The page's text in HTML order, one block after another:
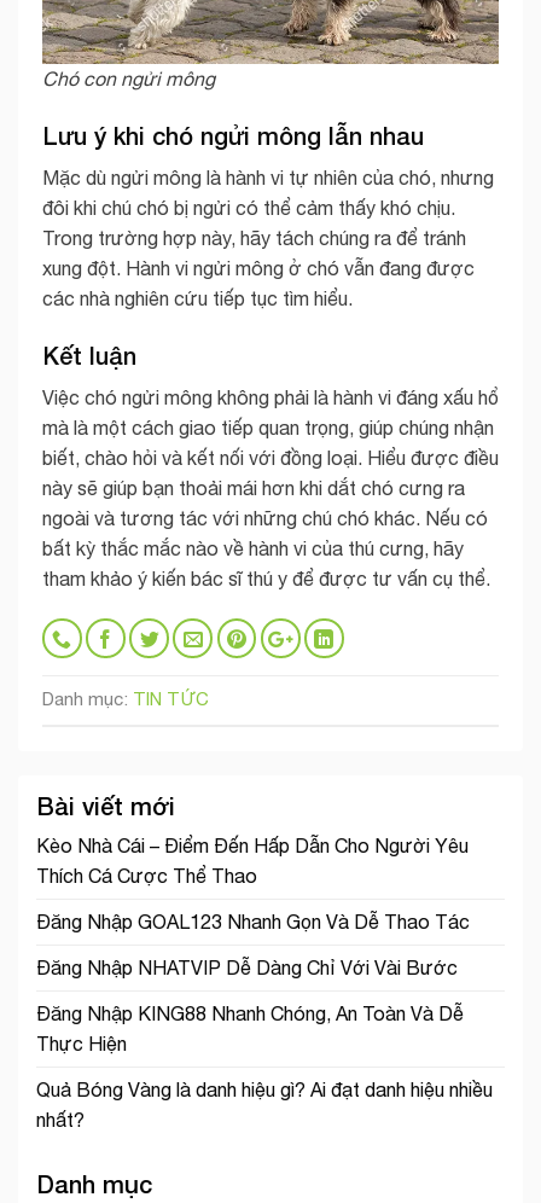
Chó con ngửi mông
Lưu ý khi chó ngửi mông lẫn nhau
Mặc dù ngửi mông là hành vi tự nhiên của chó, nhưng
đôi khi chú chó bị ngửi có thể cảm thấy khó chịu.
Trong trường hợp này, hãy tách chúng ra để tránh
xung đột. Hành vi ngửi mông ở chó vẫn đang được
các nhà nghiên cứu tiếp tục tìm hiểu.
Kết luận
Việc chó ngửi mông không phải là hành vi đáng xấu hổ
mà là một cách giao tiếp quan trọng, giúp chúng nhận
biết, chào hỏi và kết nối với đồng loại. Hiểu được điều
này sẽ giúp bạn thoải mái hơn khi dắt chó cưng ra
ngoài và tương tác với những chú chó khác. Nếu có
bất kỳ thắc mắc nào về hành vi của thú cưng, hãy
tham khảo ý kiến bác sĩ thú y để được tư vấn cụ thể.
Danh mục: TIN TỨC
Bài viết mới
Kèo Nhà Cái – Điểm Đến Hấp Dẫn Cho Người Yêu
Thích Cá Cược Thể Thao
Đăng Nhập GOAL123 Nhanh Gọn Và Dễ Thao Tác
Đăng Nhập NHATVIP Dễ Dàng Chỉ Với Vài Bước
Đăng Nhập KING88 Nhanh Chóng, An Toàn Và Dễ
Thực Hiện
Quả Bóng Vàng là danh hiệu gì? Ai đạt danh hiệu nhiều
nhất?
Danh mục